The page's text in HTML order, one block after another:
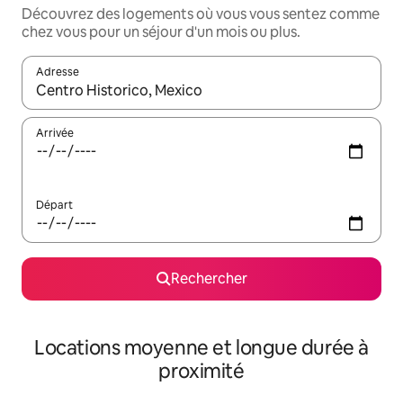
Découvrez des logements où vous vous sentez comme
chez vous pour un séjour d'un mois ou plus.
Adresse
Lorsque les résultats s'affichent, utilisez les flèches vers le
Arrivée
Départ
Rechercher
Locations moyenne et longue durée à
proximité